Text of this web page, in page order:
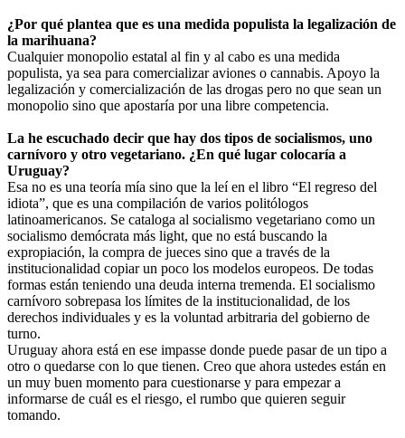
¿Por qué plantea que es una medida populista la legalización de
la marihuana?
Cualquier monopolio estatal al fin y al cabo es una medida
populista, ya sea para comercializar aviones o cannabis. Apoyo la
legalización y comercialización de las drogas pero no que sean un
monopolio sino que apostaría por una libre competencia.
La he escuchado decir que hay dos tipos de socialismos, uno
carnívoro y otro vegetariano. ¿En qué lugar colocaría a
Uruguay?
Esa no es una teoría mía sino que la leí en el libro “El regreso del
idiota”, que es una compilación de varios politólogos
latinoamericanos. Se cataloga al socialismo vegetariano como un
socialismo demócrata más light, que no está buscando la
expropiación, la compra de jueces sino que a través de la
institucionalidad copiar un poco los modelos europeos. De todas
formas están teniendo una deuda interna tremenda. El socialismo
carnívoro sobrepasa los límites de la institucionalidad, de los
derechos individuales y es la voluntad arbitraria del gobierno de
turno.
Uruguay ahora está en ese impasse donde puede pasar de un tipo a
otro o quedarse con lo que tienen. Creo que ahora ustedes están en
un muy buen momento para cuestionarse y para empezar a
informarse de cuál es el riesgo, el rumbo que quieren seguir
tomando.